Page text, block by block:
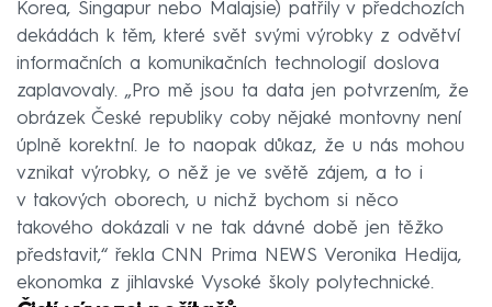
Korea, Singapur nebo Malajsie) patřily v předchozích
dekádách k těm, které svět svými výrobky z odvětví
informačních a komunikačních technologií doslova
zaplavovaly. „Pro mě jsou ta data jen potvrzením, že
obrázek České republiky coby nějaké montovny není
úplně korektní. Je to naopak důkaz, že u nás mohou
vznikat výrobky, o něž je ve světě zájem, a to i
v takových oborech, u nichž bychom si něco
takového dokázali v ne tak dávné době jen těžko
představit,“ řekla CNN Prima NEWS Veronika Hedija,
ekonomka z jihlavské Vysoké školy polytechnické.